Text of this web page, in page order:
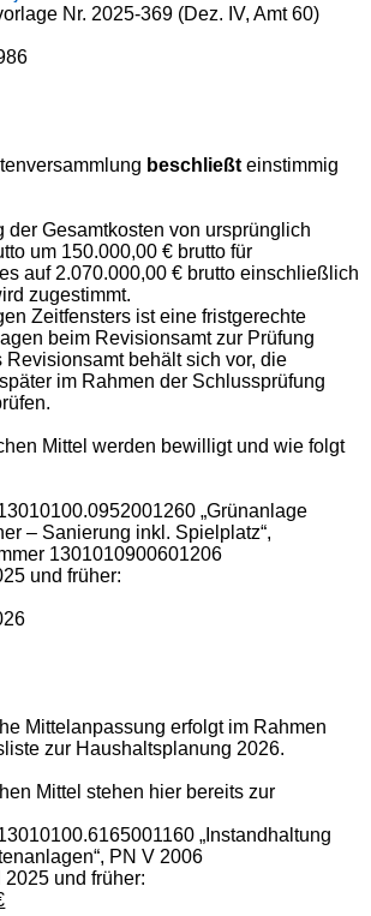
Nr. 2025-369 (Dez. IV, Amt 60)
beschließt einstimmig
der Gesamtkosten von ursprünglich
um 150.000,00 € brutto für
auf 2.070.000,00 € brutto einschließlich
zugestimmt.
Zeitfensters ist eine fristgerechte
beim Revisionsamt zur Prüfung
Revisionsamt behält sich vor, die
im Rahmen der Schlussprüfung
Mittel werden bewilligt und wie folgt
„Grünanlage
– Sanierung inkl. Spielplatz“,
1301010900601206
2025 und früher:
2026
Mittelanpassung erfolgt im Rahmen
zur Haushaltsplanung 2026.
Mittel stehen hier bereits zur
„Instandhaltung
PN V 2006
2025 und früher: